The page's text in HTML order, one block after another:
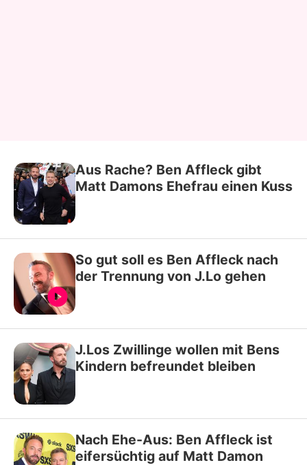
Aus Rache? Ben Affleck gibt
Matt Damons Ehefrau einen Kuss
So gut soll es Ben Affleck nach
der Trennung von J.Lo gehen
J.Los Zwillinge wollen mit Bens
Kindern befreundet bleiben
Nach Ehe-Aus: Ben Affleck ist
eifersüchtig auf Matt Damon